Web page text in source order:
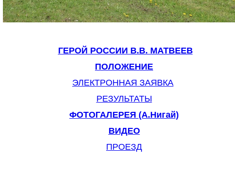
ГЕРОЙ РОССИИ В.В. МАТВЕЕВ
ПОЛОЖЕНИЕ
ЭЛЕКТРОННАЯ ЗАЯВКА
РЕЗУЛЬТАТЫ
ФОТОГАЛЕРЕЯ (А.Нигай)
ВИДЕО
ПРОЕЗД